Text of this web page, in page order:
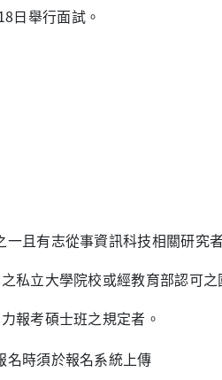
日舉行面試。
一且有志從事資訊科技相關研究
私立大學院校或經教育部認可
報考碩士班之規定者。
名時須於報名系統上傳